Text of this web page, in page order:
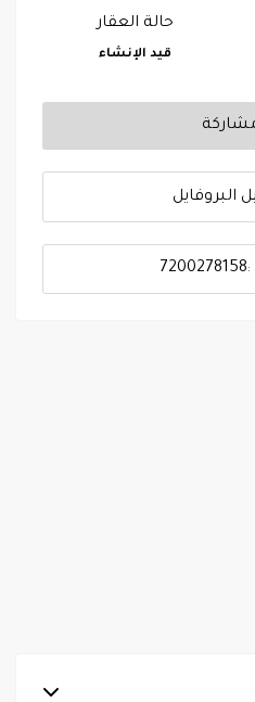
حالة العقار
قيد الإنشاء
البروفايل
:
7200278158